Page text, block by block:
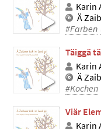
Karin
Ä
#Farben
Täiggä
Karin
Ä
#Kochen
Viär
Karin